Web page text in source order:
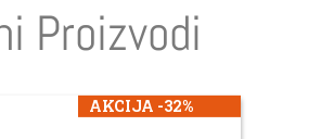
Proizvodi
AKCIJA -32%